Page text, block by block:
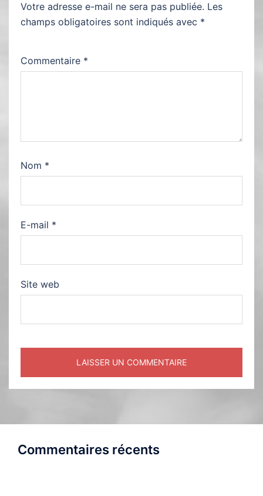
Votre adresse e-mail ne sera pas publiée. Les
champs obligatoires sont indiqués avec *
Commentaire *
Nom *
E-mail *
Site web
Commentaires récents